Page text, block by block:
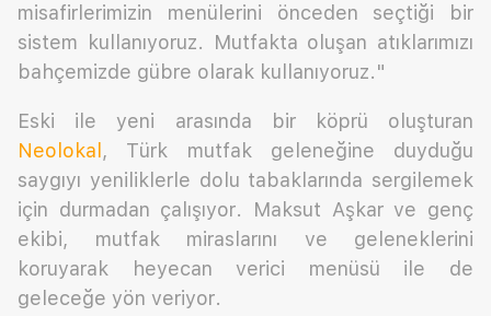
misafirlerimizin menülerini önceden seçtiği bir
sistem kullanıyoruz. Mutfakta oluşan atıklarımızı
bahçemizde gübre olarak kullanıyoruz."
Eski ile yeni arasında bir köprü oluşturan
Neolokal , Türk mutfak geleneğine duyduğu
saygıyı yeniliklerle dolu tabaklarında sergilemek
için durmadan çalışıyor. Maksut Aşkar ve genç
ekibi, mutfak miraslarını ve geleneklerini
koruyarak heyecan verici menüsü ile de
geleceğe yön veriyor.